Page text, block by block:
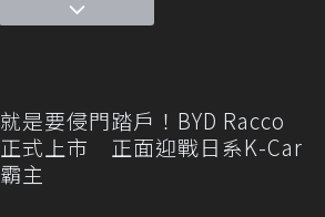
就是要侵門踏戶！BYD Racco
正式上市 正面迎戰日系K-Car
霸主